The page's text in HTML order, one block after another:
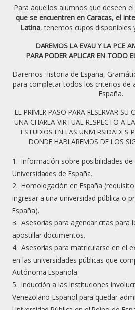
centramos enpreparar a los
de admisión Selectividad
necesarias y escogidas en
Contamos con una experiencia
años preparando para las
Caracas Venezuela. Por
cursos
las necesidades y de gran eficacia
estudiante obtengalas mejores
manera puedan acceder a los
Ventajas de la preparación
de selectividad
Diplomas reconocidos
Educación Universitario con
programas para ser válidos
Preparamos a los alumnos
necesarias para ingresar en
española siendo extranjero
otras instituciones que
Para aquellos alumnos que deseen el
que se encuentren en Caracas, el
Latina, tenemos cupos disponibles
DAREMOS LA EVAU Y LA PCE
PARA PODER APLICAR EN TODO
Daremos Historia de España,
para completar todos los criterios de
España.
EL PRIMER PASO PARA RESERVAR SU
UNA CHARLA VIRTUAL RESPECTO A
ESTUDIOS EN LAS UNIVERSIDADES
DONDE HABLAREMOS DE LOS
Información sobre posibilidades de
Universidades de España.
Homologación en España
ingresar a una universidad pública o
España).
Asesorías para agendar citas para
apostillar documentos.
Asesorías para matricularse en el
en las universidades públicas que
Autónoma Española.
Inducción a las Instituciones
Venezolano-Español para quedar